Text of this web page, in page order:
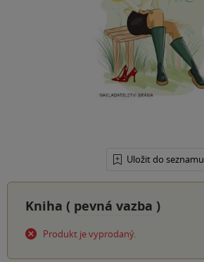
Uložit do seznamu
Kniha ( pevná vazba )
Produkt je vyprodaný.